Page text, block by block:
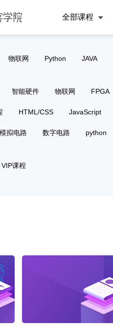
全部课程
物联网 Python JAVA
智能硬件 物联网 FPGA
HTML/CSS JavaScript
模拟电路 数字电路 python
VIP课程